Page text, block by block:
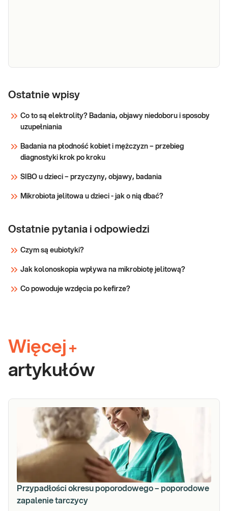
badania po
rozszerzony
naturalnym i cesarskim cięciu Wskazany: → W
okresie poporodowym – m.in. anemii,
zapalenia tarczycy, zakażenia gojącej się rany,
złego
Sprawdź
Ostatnie wpisy
Co to są elektrolity? Badania, objawy niedoboru i sposoby
uzupełniania
Badania na płodność kobiet i mężczyzn – przebieg
diagnostyki krok po kroku
SIBO u dzieci – przyczyny, objawy, badania
Mikrobiota jelitowa u dzieci - jak o nią dbać?
Ostatnie pytania i odpowiedzi
Czym są eubiotyki?
Jak kolonoskopia wpływa na mikrobiotę jelitową?
Co powoduje wzdęcia po kefirze?
Więcej +
artykułów
Przypadłości okresu poporodowego – poporodowe
zapalenie tarczycy